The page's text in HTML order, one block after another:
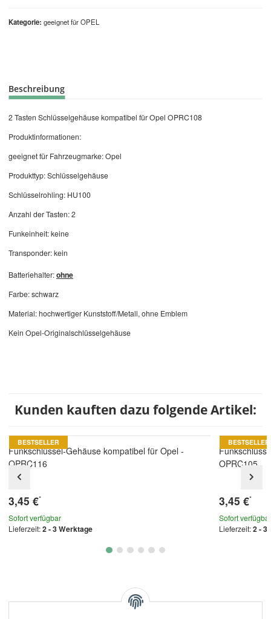
Kategorie geeignet für OPEL
Beschreibung
2 Tasten Schlüsselgehäuse kompatibel für Opel OPRC108
Produktinformationen:
geeignet für Fahrzeugmarke: Opel
Produkttyp: Schlüsselgehäuse
Schlüsselrohling: HU100
Anzahl der Tasten: 2
Funkeinheit: keine
Transponder: kein
Batteriehalter:ohne
Farbe: schwarz
Material: hochwertiger Kunststoff/Metall, ohne Emblem
Kein Opel-Originalschlüsselgehäuse
Kunden kauften dazu folgende Artikel:
BESTSELLER
Funkschlüssel-Gehäuse kompatibel für Opel -
OPRC116
3,45 €*
Sofort verfügbar
Lieferzeit:2 - 3 Werktage
BESTSELLER
OPRC105
3,45 €*
Sofort verfügbar
Lieferzeit:2 - 3